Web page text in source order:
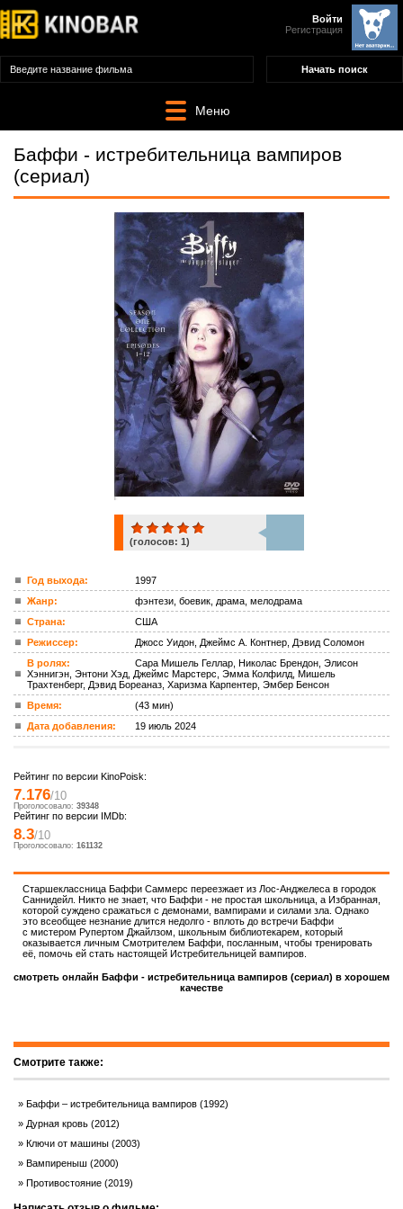
Войти
Регистрация
Меню
Баффи - истребительница вампиров
(сериал)
ком.
(голосов: 1)
Год выхода:
1997
Жанр:
фэнтези, боевик, драма, мелодрама
Страна:
США
Режиссер:
Джосс Уидон, Джеймс А. Контнер, Дэвид Соломон
В ролях:
Сара Мишель Геллар, Николас Брендон, Элисон
Хэннигэн, Энтони Хэд, Джеймс Марстерс, Эмма Колфилд, Мишель
Трахтенберг, Дэвид Бореаназ, Харизма Карпентер, Эмбер Бенсон
Время:
(43 мин)
Дата добавления:
19 июль 2024
Рейтинг по версии KinoPoisk:
7.176/10
Проголосовало: 39348
Рейтинг по версии IMDb:
8.3/10
Проголосовало: 161132
Старшеклассница Баффи Саммерс переезжает из Лос-Анджелеса в городок
Саннидейл. Никто не знает, что Баффи - не простая школьница, а Избранная,
которой суждено сражаться с демонами, вампирами и силами зла. Однако
это всеобщее незнание длится недолго - вплоть до встречи Баффи
с мистером Рупертом Джайлзом, школьным библиотекарем, который
оказывается личным Смотрителем Баффи, посланным, чтобы тренировать
её, помочь ей стать настоящей Истребительницей вампиров.
смотреть онлайн Баффи - истребительница вампиров (сериал) в хорошем
качестве
Смотрите также:
Баффи – истребительница вампиров (1992)
Дурная кровь (2012)
Ключи от машины (2003)
Вампиреныш (2000)
Противостояние (2019)